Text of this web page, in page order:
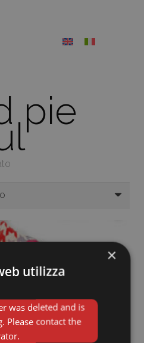
pie
×
utilizza
was deleted and is
Please contact the